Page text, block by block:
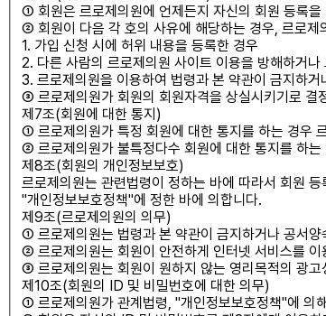
① 회원은 르로제의원에 언제든지 자신의 회원 등록
② 회원이 다음 각 호의 사유에 해당하는 경우, 르로제
1. 가입 신청 시에 허위 내용을 등록한 경우
2. 다른 사람의 르로제의원 사이트 이용을 방해하거
3. 르로제의원을 이용하여 법령과 본 약관이 금지하
③ 르로제의원가 회원의 회원자격을 상실시키기로 결
제7조(회원에 대한 통지)
① 르로제의원가 특정 회원에 대한 통지를 하는 경우
② 르로제의원가 불특정다수 회원에 대한 통지를 하
제8조(회원의 개인정보보호)
르로제의원는 관련법령이 정하는 바에 따라서 회원
"개인정보보호정책"에 정한 바에 의합니다.
제9조(르로제의원의 의무)
① 르로제의원는 법령과 본 약관이 금지하거나 공서
② 르로제의원는 회원이 안전하게 인터넷 서비스를
③ 르로제의원는 회원이 원하지 않는 영리목적의 광
제10조(회원의 ID 및 비밀번호에 대한 의무)
① 르로제의원가 관계법령, "개인정보보호정책"에 의